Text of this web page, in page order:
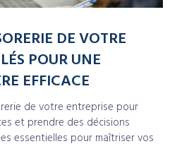
DE VOTRE
POUR UNE
EFFICACE
de votre entreprise pour
et prendre des décisions
essentielles pour maîtriser vos